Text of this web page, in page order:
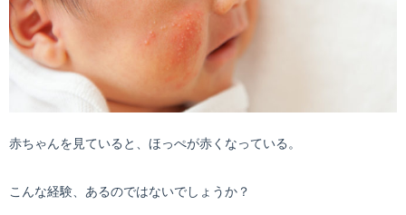
赤ちゃんを見ていると、ほっぺが赤くなっている。
こんな経験、あるのではないでしょうか？